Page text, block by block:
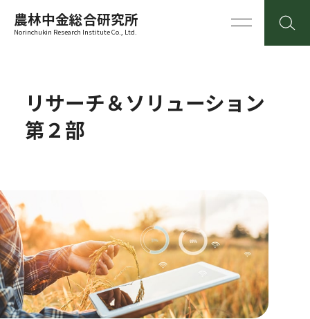
農林中金総合研究所
Norinchukin Research Institute Co., Ltd.
リサーチ＆ソリューション
第２部